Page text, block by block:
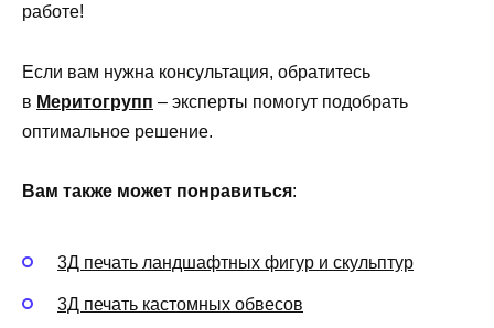
работе!
Если вам нужна консультация, обратитесь
в Меритогрупп – эксперты помогут подобрать
оптимальное решение.
Вам также может понравиться:
3Д печать ландшафтных фигур и скульптур
3Д печать кастомных обвесов